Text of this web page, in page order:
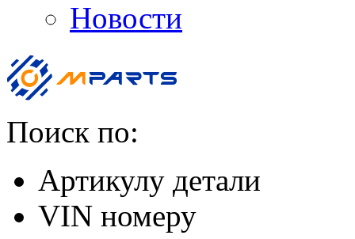
Новости
Поиск по:
Артикулу детали
VIN номеру